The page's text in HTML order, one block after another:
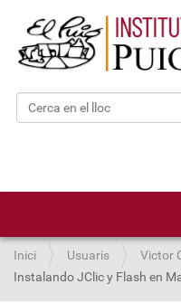
Cerca
Inici Usuaris Victor
Instalando JClic y Flash en